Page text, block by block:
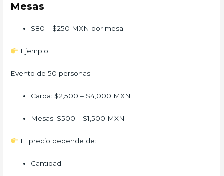
Mesas
$80 – $250 MXN por mesa
Ejemplo:
Evento de 50 personas:
Carpa: $2,500 – $4,000 MXN
Mesas: $500 – $1,500 MXN
El precio depende de:
Cantidad